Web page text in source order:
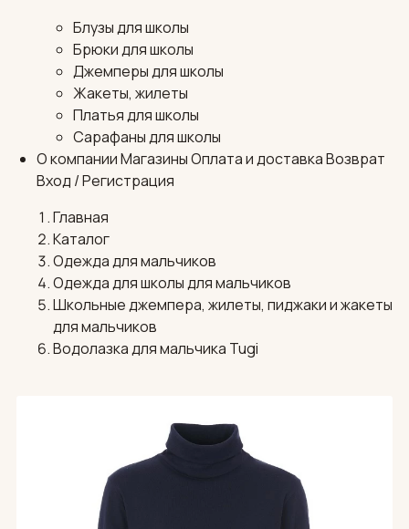
Блузы для школы
Брюки для школы
Джемперы для школы
Жакеты, жилеты
Платья для школы
Сарафаны для школы
О компанииМагазиныОплата и доставкаВозврат
Вход / Регистрация
Главная
Каталог
Одежда для мальчиков
Одежда для школы для мальчиков
Школьные джемпера, жилеты, пиджаки и жакеты
для мальчиков
Водолазка для мальчика Tugi